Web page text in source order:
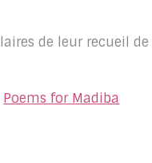
de leur recueil de
Poems for Madiba